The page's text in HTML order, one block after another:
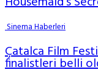
Sinema Haberleri
Çatalca Film
finalistleri belli